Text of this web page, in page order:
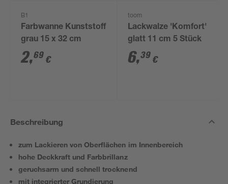
B1
Farbwanne Kunststoff
grau 15 x 32 cm
2,69 €
toom
Lackwalze 'Komfort'
glatt 11 cm 5 Stück
6,39 €
Beschreibung
zum Lackieren von Oberflächen im Innenbereich
hohe Deckkraft und Farbbrillanz
geruchsarm und schnell trocknend
mit integrierter Grundierung